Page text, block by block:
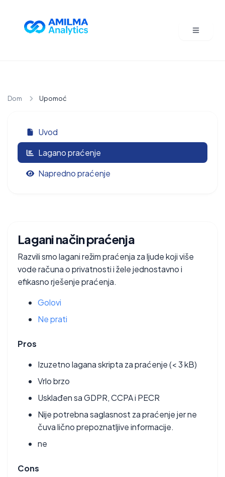
Dom Upomoć
Uvod
Lagano praćenje
Napredno praćenje
Lagani način praćenja
Razvili smo lagani režim praćenja za ljude koji više
vode računa o privatnosti i žele jednostavno i
efikasno rješenje praćenja.
Golovi
Ne prati
Pros
Izuzetno lagana skripta za praćenje (< 3 kB)
Vrlo brzo
Usklađen sa GDPR, CCPA i PECR
Nije potrebna saglasnost za praćenje jer ne
čuva lično prepoznatljive informacije.
ne
Cons